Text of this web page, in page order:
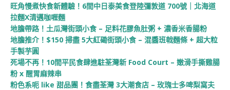
旺角慢煮快食新體驗！6間中日泰美食登陸彌敦道 700號｜北海道
拉麵X清邁咖喱麵
地膽帶路！土瓜灣街頭小食 – 足料花膠魚肚粥 + 濃香米香腸粉
地膽推介！$150 掃盡 5大紅磡街頭小食 – 混醬班戟麵條 + 超大粒
手製芋圓
死場不再！10間平民食肆進駐荃灣新 Food Court – 嫩滑手撕雞腸
粉 x 醒胃麻辣串
粉色系呃 like 甜品團！食盡荃灣 3大潮食店 – 玫瑰士多啤梨窩夫